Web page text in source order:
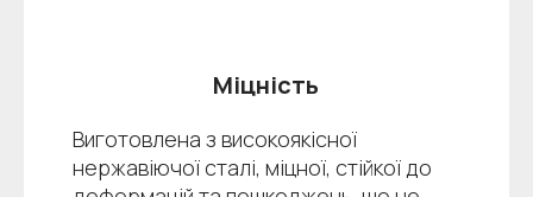
Міцність
Виготовлена з високоякісної
нержавіючої сталі, міцної, стійкої до